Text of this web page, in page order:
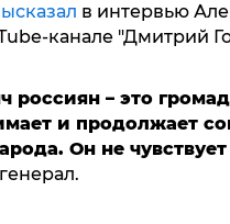
в интервью
канале "Дмитрий
россиян – это
и продолжает с
Он не